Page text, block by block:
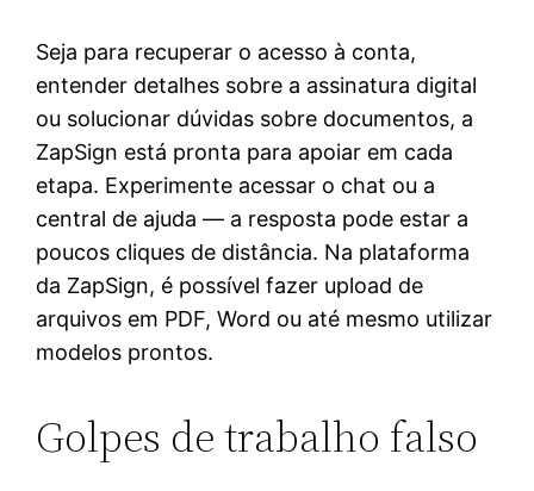
Seja para recuperar o acesso à conta,
entender detalhes sobre a assinatura digital
ou solucionar dúvidas sobre documentos, a
ZapSign está pronta para apoiar em cada
etapa. Experimente acessar o chat ou a
central de ajuda — a resposta pode estar a
poucos cliques de distância. Na plataforma
da ZapSign, é possível fazer upload de
arquivos em PDF, Word ou até mesmo utilizar
modelos prontos.
Golpes de trabalho falso